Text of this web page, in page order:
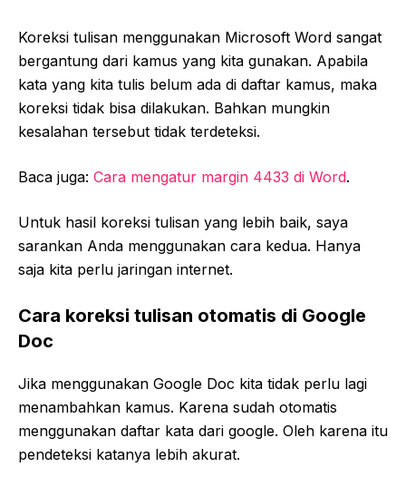
Koreksi tulisan menggunakan Microsoft Word sangat
bergantung dari kamus yang kita gunakan. Apabila
kata yang kita tulis belum ada di daftar kamus, maka
koreksi tidak bisa dilakukan. Bahkan mungkin
kesalahan tersebut tidak terdeteksi.
Baca juga: Cara mengatur margin 4433 di Word.
Untuk hasil koreksi tulisan yang lebih baik, saya
sarankan Anda menggunakan cara kedua. Hanya
saja kita perlu jaringan internet.
Cara koreksi tulisan otomatis di Google
Doc
Jika menggunakan Google Doc kita tidak perlu lagi
menambahkan kamus. Karena sudah otomatis
menggunakan daftar kata dari google. Oleh karena itu
pendeteksi katanya lebih akurat.